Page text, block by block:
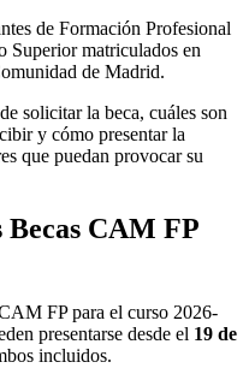
de Formación Profesional
Superior matriculados en
de Madrid.
solicitar la beca, cuáles son
y cómo presentar la
que puedan provocar su
CAM FP
FP para el curso 2026-
presentarse desde el 19 de
incluidos.